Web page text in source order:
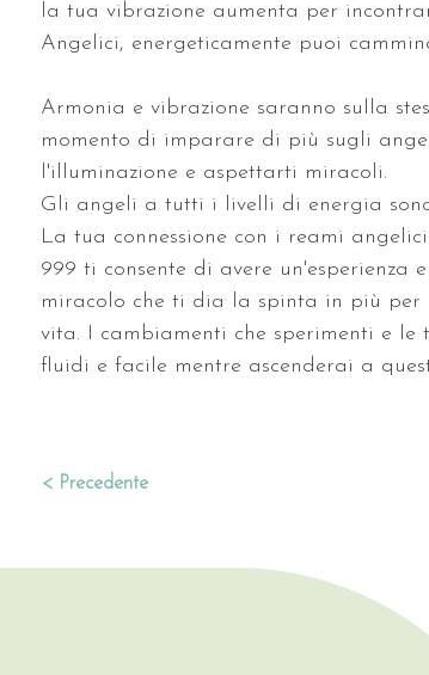
la tua vibrazione aumenta per
Angelici, energeticamente puoi
Armonia e vibrazione saranno sulla
momento di imparare di più sugli
l'illuminazione e aspettarti miracoli.
Gli angeli a tutti i livelli di energia
La tua connessione con i reami
999 ti consente di avere un'esperienza
miracolo che ti dia la spinta in più
vita. I cambiamenti che sperimenti e le
fluidi e facile mentre ascenderai a
< Precedente